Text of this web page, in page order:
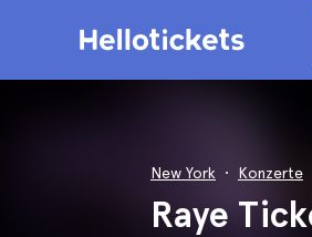
New York Konzerte
Raye